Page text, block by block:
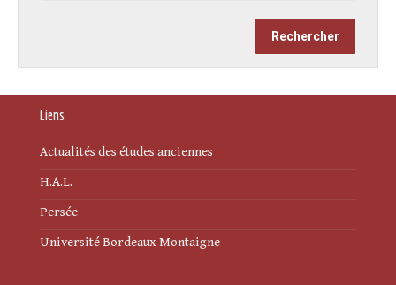
Liens
Actualités des études anciennes
H.A.L.
Persée
Université Bordeaux Montaigne